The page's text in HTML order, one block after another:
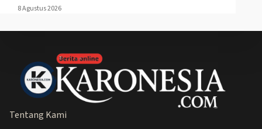
8 Agustus 2026
Tentang Kami